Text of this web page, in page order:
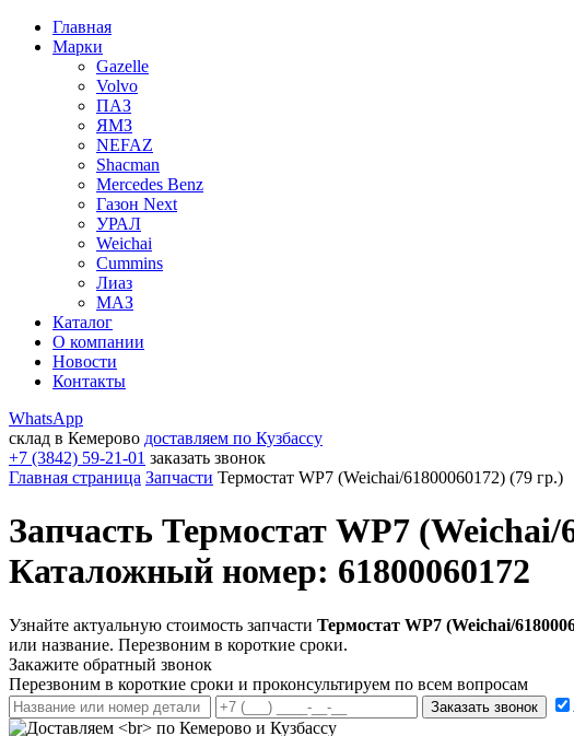
Главная
Марки
Gazelle
Volvo
ПАЗ
ЯМЗ
NEFAZ
Shacman
Mercedes Benz
Газон Next
УРАЛ
Weichai
Cummins
Лиаз
МАЗ
Каталог
О компании
Новости
Контакты
WhatsApp
склад в Кемерово доставляем по Кузбассу
+7 (3842) 59-21-01 заказать звонок
Главная страница Запчасти Термостат WP7 (Weichai/61800060172) (79 гр.)
Запчасть Термостат WP7 (Weichai/
Каталожный номер: 61800060172
Узнайте актуальную стоимость запчасти Термостат WP7 (Weichai/
или название. Перезвоним в короткие сроки.
Закажите обратный звонок
Перезвоним в короткие сроки и проконсультируем по всем вопросам
Заказать звонок